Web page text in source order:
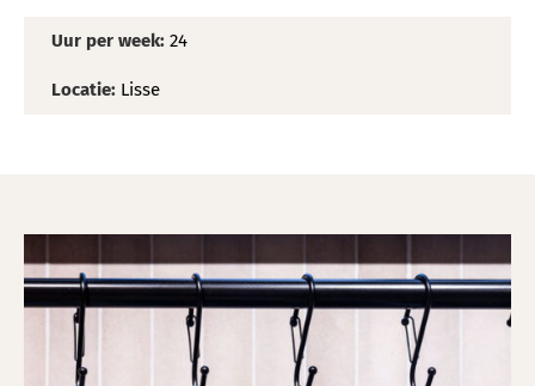
Uur per week: 24
Locatie: Lisse